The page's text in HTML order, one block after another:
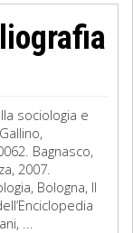
sociologia e
Bagnasco,
2007.
Bologna, Il
...